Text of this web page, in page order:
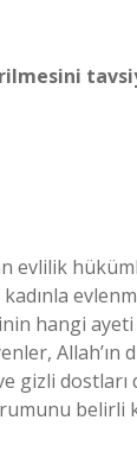
evlilik
hangi
Allah’ın
gizli dostları